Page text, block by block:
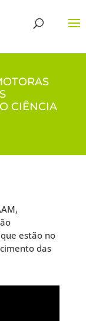
CIÊNCIA
estão no
das